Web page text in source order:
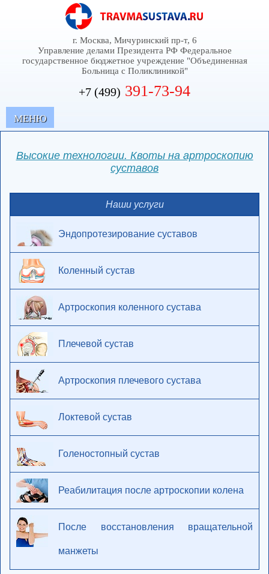
г. Москва, Мичуринский пр-т, 6
Управление делами Президента РФ Федеральное
государственное бюджетное учреждение "Объединенная
Больница с Поликлиникой"
+7 (499) 391-73-94
MЕНЮ
Высокие технологии. Квоты на артроскопию
суставов
Наши услуги
Эндопротезирование суставов
Коленный сустав
Артроскопия коленного сустава
Плечевой сустав
Артроскопия плечевого сустава
Локтевой сустав
Голеностопный сустав
Реабилитация после артроскопии колена
После восстановления вращательной
манжеты